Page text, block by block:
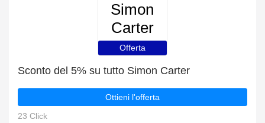
Simon
Carter
Offerta
Sconto del 5% su tutto Simon Carter
Ottieni l'offerta
23 Click